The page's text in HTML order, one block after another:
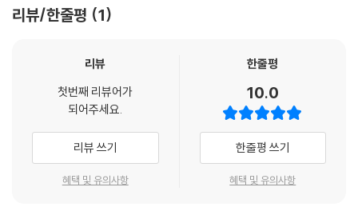
economist and Buddhist leader are showing the world what d
eath can teach us about happiness; to the outdoor lab of a yo
and mental endurance in ways that expand creativity while ta
ming burnout and anxiety; to the remote Alaskan backcountry
on a demanding thirty-three-day hunting expedition to experi
ence the rewilding secrets of one of the last rugged places o
n Earth; and more.
Along the way, Easter uncovers a blueprint for leveraging the
리뷰/한줄평 1
리뷰
첫번째 리뷰어가
되어주세요.
리뷰 쓰기
혜택 및 유의사항
한줄평
10.0
한줄평 쓰기
혜택 및 유의사항